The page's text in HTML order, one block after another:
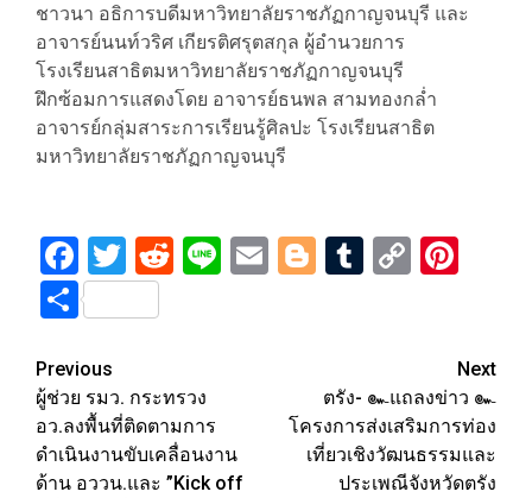
ชาวนา อธิการบดีมหาวิทยาลัยราชภัฏกาญจนบุรี และ
อาจารย์นนท์วริศ เกียรติศรุตสกุล ผู้อำนวยการ
โรงเรียนสาธิตมหาวิทยาลัยราชภัฏกาญจนบุรี
ฝึกซ้อมการแสดงโดย อาจารย์ธนพล สามทองกล่ำ
อาจารย์กลุ่มสาระการเรียนรู้ศิลปะ โรงเรียนสาธิต
มหาวิทยาลัยราชภัฏกาญจนบุรี
Facebook
Twitter
Reddit
LineEmailBlogger
Tumblr
Copy
Share
Post
navigation
Previous
ผู้ช่วย รมว. กระทรวง
อว.ลงพื้นที่ติดตามการ
ดำเนินงานขับเคลื่อนงาน
ด้าน อววน.และ ”Kick off
Next
ตรัง- ๛แถลงข่าว ๛
โครงการส่งเสริมการท่อง
เที่ยวเชิงวัฒนธรรมและ
ประเพณีจังหวัดตรัง